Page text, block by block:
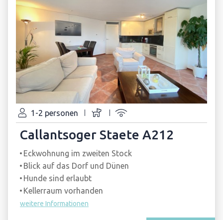
1-2 personen
Callantsoger Staete A212
Eckwohnung im zweiten Stock
Blick auf das Dorf und Dünen
Hunde sind erlaubt
Kellerraum vorhanden
weitere Informationen